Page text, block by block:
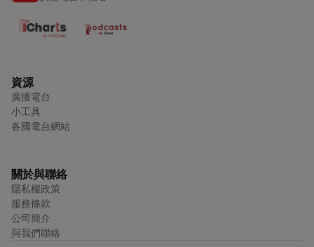
資源
廣播電台
小工具
各國電台網站
關於與聯絡
隱私權政策
服務條款
公司簡介
與我們聯絡